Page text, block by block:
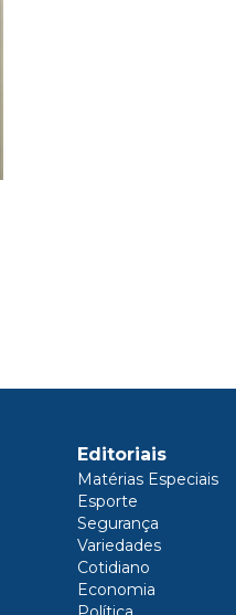
Editoriais
Matérias Especiais
Esporte
Segurança
Variedades
Cotidiano
Economia